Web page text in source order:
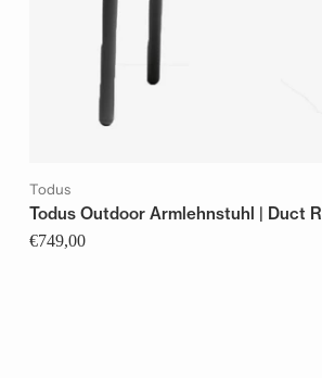
Todus
Todus Outdoor Armlehnstuhl | Duct R
€749,00